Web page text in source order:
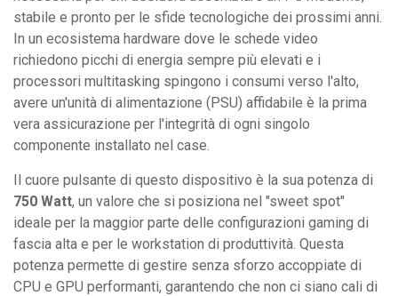
stabile e pronto per le sfide tecnologiche dei prossimi anni.
In un ecosistema hardware dove le schede video
richiedono picchi di energia sempre più elevati e i
processori multitasking spingono i consumi verso l'alto,
avere un'unità di alimentazione (PSU) affidabile è la prima
vera assicurazione per l'integrità di ogni singolo
componente installato nel case.
Il cuore pulsante di questo dispositivo è la sua potenza di
750 Watt, un valore che si posiziona nel "sweet spot"
ideale per la maggior parte delle configurazioni gaming di
fascia alta e per le workstation di produttività. Questa
potenza permette di gestire senza sforzo accoppiate di
CPU e GPU performanti, garantendo che non ci siano cali di